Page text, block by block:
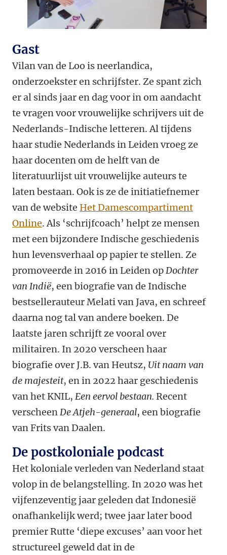
Gast
Vilan van de Loo is neerlandica,
onderzoekster en schrijfster. Ze spant zich
er al sinds jaar en dag voor in om aandacht
te vragen voor vrouwelijke schrijvers uit de
Nederlands-Indische letteren. Al tijdens
haar studie Nederlands in Leiden vroeg ze
haar docenten om de helft van de
literatuurlijst uit vrouwelijke auteurs te
laten bestaan. Ook is ze de initiatiefnemer
van de website Het Damescompartiment
Online. Als ‘schrijfcoach’ helpt ze mensen
met een bijzondere Indische geschiedenis
hun levensverhaal op papier te stellen. Ze
promoveerde in 2016 in Leiden opDochter
van Indië, een biografie van de Indische
bestsellerauteur Melati van Java, en schreef
daarna nog tal van andere boeken. De
laatste jaren schrijft ze vooral over
militairen. In 2020 verscheen haar
biografie over J.B. van Heutsz, Uit naam van
de majesteit, en in 2022 haar geschiedenis
van het KNIL, Een eervol bestaan. Recent
verscheenDe Atjeh-generaal, een biografie
van Frits van Daalen.
De postkoloniale podcast
Het koloniale verleden van Nederland staat
volop in de belangstelling. In 2020 was het
vijfenzeventig jaar geleden dat Indonesië
onafhankelijk werd; twee jaar later bood
premier Rutte ‘diepe excuses’ aan voor het
structureel geweld dat in de